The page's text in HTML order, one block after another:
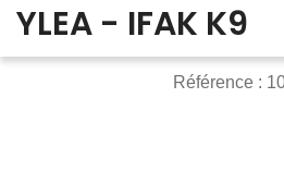
YLEA - IFAK K9
Référence :